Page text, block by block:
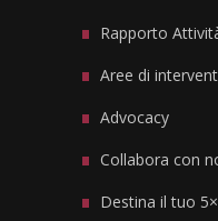
Rapporto
Aree di
Advocacy
Collabora con
Destina il tuo